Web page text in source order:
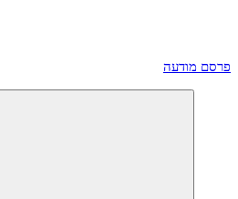
פרסם מודעה